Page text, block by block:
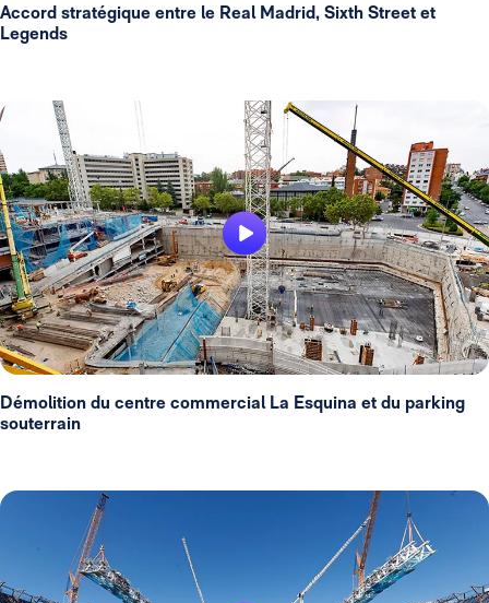
Accord stratégique entre le Real Madrid, Sixth Street et
Legends
Démolition du centre commercial La Esquina et du parking
souterrain